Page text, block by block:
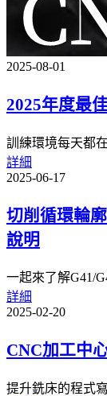
2025-08-01
2025年度最
訓練環境每天都
詳細
2025-06-17
切削循環輪
說明
一起來了解G41/
詳細
2025-02-20
CNC加工中
提升銑床的程式